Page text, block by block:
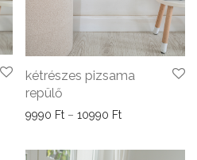
9990 Ft - 10990 Ft
kétrészes pizsama
repülő
9990 Ft – 10990 FtÁrtartomány: